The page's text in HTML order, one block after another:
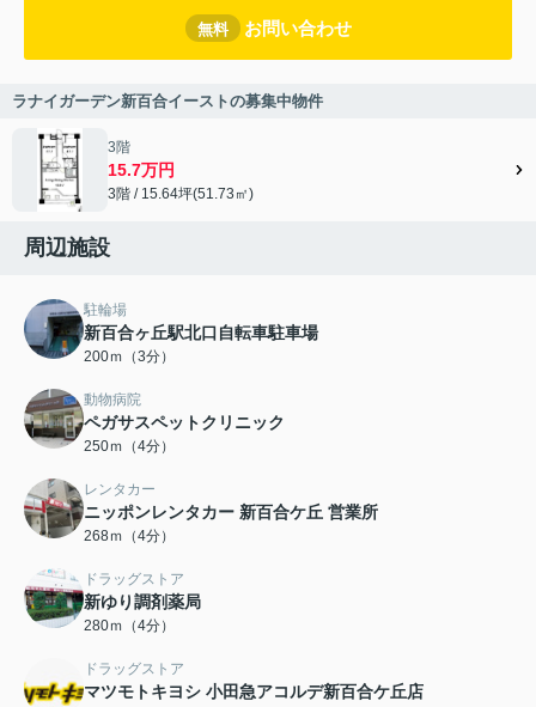
無料 お問い合わせ
ラナイガーデン新百合イーストの募集中物件
3階
15.7万円
3階 / 15.64坪(51.73㎡)
周辺施設
駐輪場
新百合ヶ丘駅北口自転車駐車場
200ｍ（3分）
動物病院
ペガサスペットクリニック
250ｍ（4分）
レンタカー
ニッポンレンタカー 新百合ケ丘 営業所
268ｍ（4分）
ドラッグストア
新ゆり調剤薬局
280ｍ（4分）
ドラッグストア
マツモトキヨシ 小田急アコルデ新百合ケ丘店